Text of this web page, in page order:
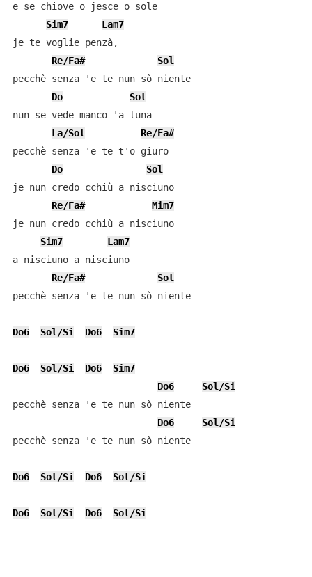
e se chiove o jesce o sole
Sim7
Lam7
je te voglie penzà,
Re/Fa#
Sol
pecchè senza 'e te nun sò niente
Do
Sol
nun se vede manco 'a luna
La/Sol
Re/Fa#
pecchè senza 'e te t'o giuro
Do
Sol
je nun credo cchiù a nisciuno
Re/Fa#
Mim7
je nun credo cchiù a nisciuno
Sim7
Lam7
a nisciuno a nisciuno
Re/Fa#
Sol
pecchè senza 'e te nun sò niente
Do6 Sol/Si Do6 Sim7
Do6 Sol/Si Do6
Sim7
Do6
Sol/Si
pecchè senza 'e te nun sò niente
Do6
Sol/Si
pecchè senza 'e te nun sò niente
Do6 Sol/Si Do6 Sol/Si
Do6 Sol/Si Do6 Sol/Si